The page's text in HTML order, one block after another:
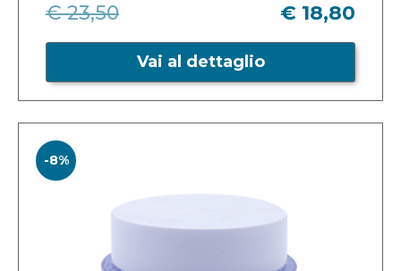
€ 23,50 € 18,80
Vai al dettaglio
-8%